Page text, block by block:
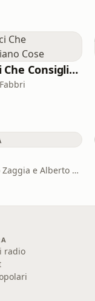
Comici Che Consigliano Cose
Edoardo Zaggia e Alberto Sacco
radio